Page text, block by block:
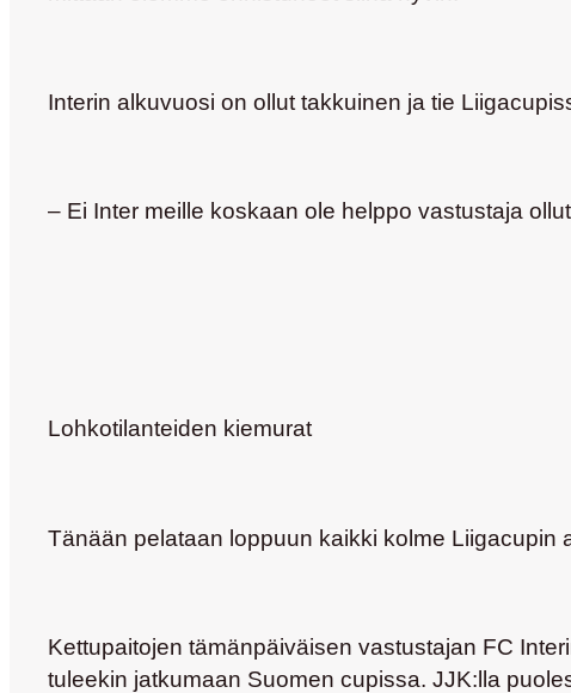
Interin alkuvuosi on ollut takkuinen ja tie
– Ei Inter meille koskaan ole helppo vastustaja
Lohkotilanteiden kiemurat
Tänään pelataan loppuun kaikki kolme Liigacupin
Kettupaitojen tämänpäiväisen vastustajan FC
tuleekin jatkumaan Suomen cupissa. JJK:lla